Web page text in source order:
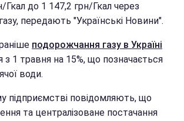
Гкал до 1 147,2 грн/Гкал через
передають "Українські Новини".
подорожчання газу в Україні
з 1 травня на 15%, що позначається
води.
підприємстві повідомляють, що
та централізоване постачання